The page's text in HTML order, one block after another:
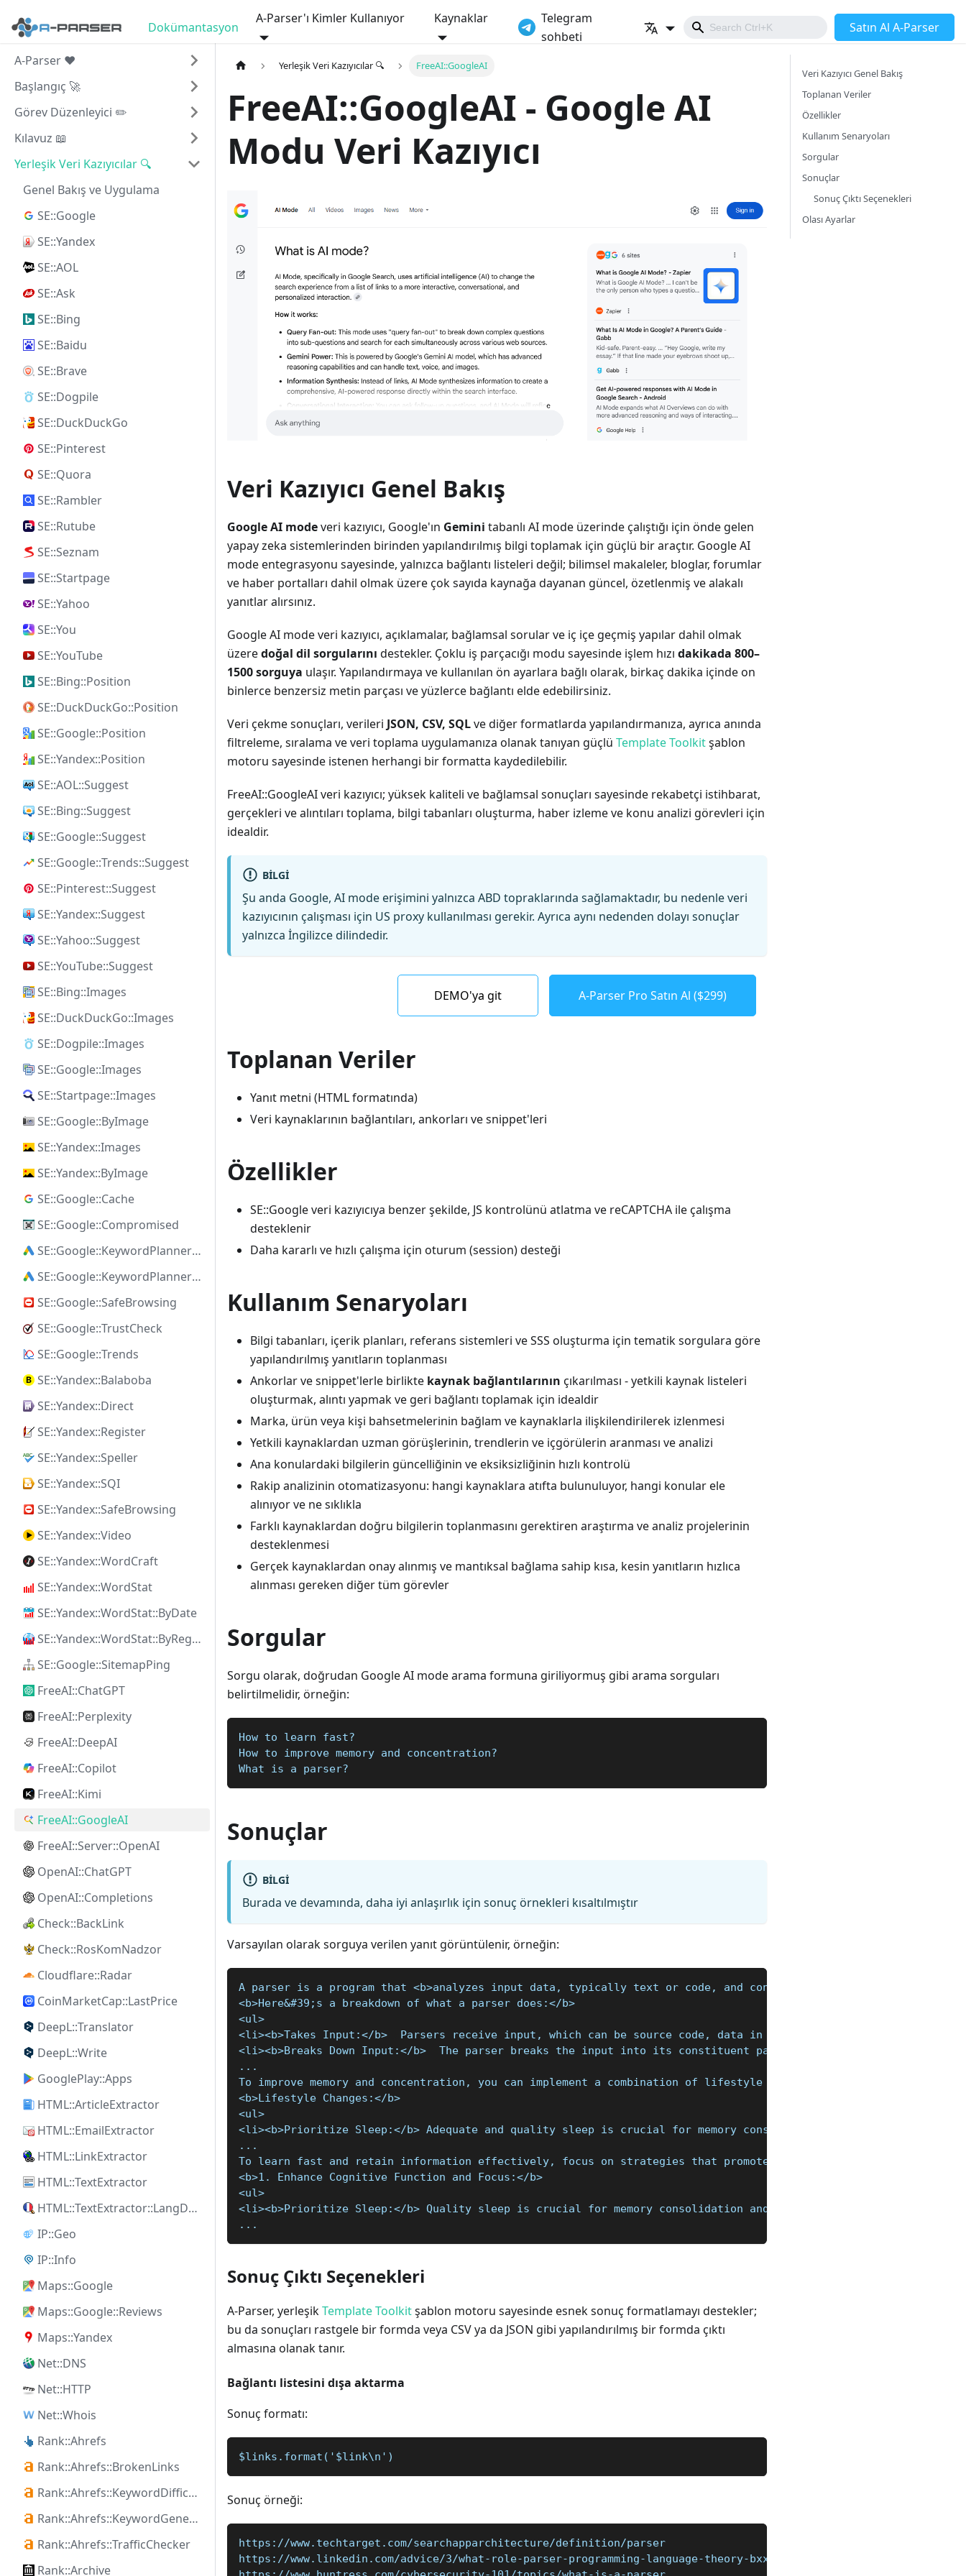
Dokümantasyon
A-Parser'ı Kimler Kullanıyor Kaynaklar
Telegram
sohbeti
Satın Al A-Parser
A-Parser ❤️
Başlangıç 🚀
Görev Düzenleyici ✏️
Kılavuz 📖
Yerleşik Veri Kazıyıcılar 🔍
Genel Bakış ve Uygulama
SE::Google
SE::Yandex
SE::AOL
SE::Ask
SE::Bing
SE::Baidu
SE::Brave
SE::Dogpile
SE::DuckDuckGo
SE::Pinterest
SE::Quora
SE::Rambler
SE::Rutube
SE::Seznam
SE::Startpage
SE::Yahoo
SE::You
SE::YouTube
SE::Bing::Position
SE::DuckDuckGo::Position
SE::Google::Position
SE::Yandex::Position
SE::AOL::Suggest
SE::Bing::Suggest
SE::Google::Suggest
SE::Google::Trends::Suggest
SE::Pinterest::Suggest
SE::Yandex::Suggest
SE::Yahoo::Suggest
SE::YouTube::Suggest
SE::Bing::Images
SE::DuckDuckGo::Images
SE::Dogpile::Images
SE::Google::Images
SE::Startpage::Images
SE::Google::ByImage
SE::Yandex::Images
SE::Yandex::ByImage
SE::Google::Cache
SE::Google::Compromised
SE::Google::KeywordPlanner::Ideas
SE::Google::KeywordPlanner::SearchVolume
SE::Google::SafeBrowsing
SE::Google::TrustCheck
SE::Google::Trends
SE::Yandex::Balaboba
SE::Yandex::Direct
SE::Yandex::Register
SE::Yandex::Speller
SE::Yandex::SQI
SE::Yandex::SafeBrowsing
SE::Yandex::Video
SE::Yandex::WordCraft
SE::Yandex::WordStat
SE::Yandex::WordStat::ByDate
SE::Yandex::WordStat::ByRegion
SE::Google::SitemapPing
FreeAI::ChatGPT
FreeAI::Perplexity
FreeAI::DeepAI
FreeAI::Copilot
FreeAI::Kimi
FreeAI::GoogleAI
FreeAI::Server::OpenAI
OpenAI::ChatGPT
OpenAI::Completions
Check::BackLink
Check::RosKomNadzor
Cloudflare::Radar
CoinMarketCap::LastPrice
DeepL::Translator
DeepL::Write
GooglePlay::Apps
HTML::ArticleExtractor
HTML::EmailExtractor
HTML::LinkExtractor
HTML::TextExtractor
HTML::TextExtractor::LangDetect
IP::Geo
IP::Info
Maps::Google
Maps::Google::Reviews
Maps::Yandex
Net::DNS
Net::HTTP
Net::Whois
Rank::Ahrefs
Rank::Ahrefs::BrokenLinks
Rank::Ahrefs::KeywordDifficulty
Rank::Ahrefs::KeywordGenerator
Rank::Ahrefs::TrafficChecker
Rank::Archive
Yerleşik Veri Kazıyıcılar 🔍 FreeAI::GoogleAI
FreeAI::GoogleAI - Google AI
Modu Veri Kazıyıcı
Veri Kazıyıcı Genel Bakış
Google AI modeveri kazıyıcı, Google'ın Gemini tabanlı AI mode üzerinde çalıştığı için önde gelen
yapay zeka sistemlerinden birinden yapılandırılmış bilgi toplamak için güçlü bir araçtır. Google AI
mode entegrasyonu sayesinde, yalnızca bağlantı listeleri değil; bilimsel makaleler, bloglar, forumlar
ve haber portalları dahil olmak üzere çok sayıda kaynağa dayanan güncel, özetlenmiş ve alakalı
yanıtlar alırsınız.
Google AI mode veri kazıyıcı, açıklamalar, bağlamsal sorular ve iç içe geçmiş yapılar dahil olmak
üzeredoğal dil sorgularını destekler. Çoklu iş parçacığı modu sayesinde işlem hızı dakikada 800–
1500 sorguya ulaşır. Yapılandırmaya ve kullanılan ön ayarlara bağlı olarak, birkaç dakika içinde on
binlerce benzersiz metin parçası ve yüzlerce bağlantı elde edebilirsiniz.
Veri çekme sonuçları, verileri JSON, CSV, SQLve diğer formatlarda yapılandırmanıza, ayrıca anında
filtreleme, sıralama ve veri toplama uygulamanıza olanak tanıyan güçlü Template Toolkitşablon
motoru sayesinde istenen herhangi bir formatta kaydedilebilir.
FreeAI::GoogleAI veri kazıyıcı; yüksek kaliteli ve bağlamsal sonuçları sayesinde rekabetçi istihbarat,
gerçekleri ve alıntıları toplama, bilgi tabanları oluşturma, haber izleme ve konu analizi görevleri için
idealdir.
BILGI
Şu anda Google, AI mode erişimini yalnızca ABD topraklarında sağlamaktadır, bu nedenle veri
kazıyıcının çalışması için US proxy kullanılması gerekir. Ayrıca aynı nedenden dolayı sonuçlar
yalnızca İngilizce dilindedir.
DEMO'ya git A-Parser Pro Satın Al ($299)
Toplanan Veriler
Yanıt metni (HTML formatında)
Veri kaynaklarının bağlantıları, ankorları ve snippet'leri
Özellikler
SE::Google veri kazıyıcıya benzer şekilde, JS kontrolünü atlatma ve reCAPTCHA ile çalışma
desteklenir
Daha kararlı ve hızlı çalışma için oturum (session) desteği
Kullanım Senaryoları
Bilgi tabanları, içerik planları, referans sistemleri ve SSS oluşturma için tematik sorgulara göre
yapılandırılmış yanıtların toplanması
Ankorlar ve snippet'lerle birlikte kaynak bağlantılarının çıkarılması - yetkili kaynak listeleri
oluşturmak, alıntı yapmak ve geri bağlantı toplamak için idealdir
Marka, ürün veya kişi bahsetmelerinin bağlam ve kaynaklarla ilişkilendirilerek izlenmesi
Yetkili kaynaklardan uzman görüşlerinin, trendlerin ve içgörülerin aranması ve analizi
Ana konulardaki bilgilerin güncelliğinin ve eksiksizliğinin hızlı kontrolü
Rakip analizinin otomatizasyonu: hangi kaynaklara atıfta bulunuluyor, hangi konular ele
alınıyor ve ne sıklıkla
Farklı kaynaklardan doğru bilgilerin toplanmasını gerektiren araştırma ve analiz projelerinin
desteklenmesi
Gerçek kaynaklardan onay alınmış ve mantıksal bağlama sahip kısa, kesin yanıtların hızlıca
alınması gereken diğer tüm görevler
Sorgular
Sorgu olarak, doğrudan Google AI mode arama formuna giriliyormuş gibi arama sorguları
belirtilmelidir, örneğin:
How to learn fast?
How to improve memory and concentration?
What is a parser?
Sonuçlar
BILGI
Burada ve devamında, daha iyi anlaşırlık için sonuç örnekleri kısaltılmıştır
Varsayılan olarak sorguya verilen yanıt görüntülenir, örneğin:
A parser is a program that <b>analyzes input data, typically text or code, and converts it into a structured
<b>Here&#39;s a breakdown of what a parser does:</b>
<ul>
<li><b>Takes Input:</b>  Parsers receive input, which can be source code, data in a specific format (like XML
<li><b>Breaks Down Input:</b>  The parser breaks the input into its constituent parts, such as keywords,
...
To improve memory and concentration, you can implement a combination of lifestyle changes and cognitive
<b>Lifestyle Changes:</b>
<ul>
<li><b>Prioritize Sleep:</b> Adequate and quality sleep is crucial for memory consolidation and cognitive
...
To learn fast and retain information effectively, focus on strategies that promote active engagement, optimize
<b>1. Enhance Cognitive Function and Focus:</b>
<ul>
<li><b>Prioritize Sleep:</b> Quality sleep is crucial for memory consolidation and improved concentration.
...
Sonuç Çıktı Seçenekleri
A-Parser, yerleşikTemplate Toolkitşablon motoru sayesinde esnek sonuç formatlamayı destekler;
bu da sonuçları rastgele bir formda veya CSV ya da JSON gibi yapılandırılmış bir formda çıktı
almasına olanak tanır.
Bağlantı listesini dışa aktarma
Sonuç formatı:
$links.format('$link\n')
Sonuç örneği:
https://www.techtarget.com/searchapparchitecture/definition/parser
https://www.linkedin.com/advice/3/what-role-parser-programming-language-theory-
Veri Kazıyıcı Genel Bakış
Toplanan Veriler
Özellikler
Kullanım Senaryoları
Sorgular
Sonuçlar
Sonuç Çıktı Seçenekleri
Olası Ayarlar